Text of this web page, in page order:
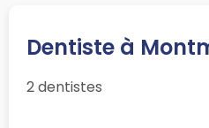
Dentiste à
2 dentistes